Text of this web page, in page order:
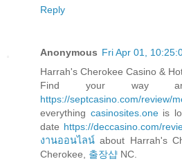
Reply
Anonymous Fri Apr 01,
Harrah's Cherokee Casino &
Find your way
https://septcasino.com/review/
everything casinosites.oneis
date https://deccasino.com/
งานออนไลน์ about Harrah's
Cherokee, 출장샵 NC.